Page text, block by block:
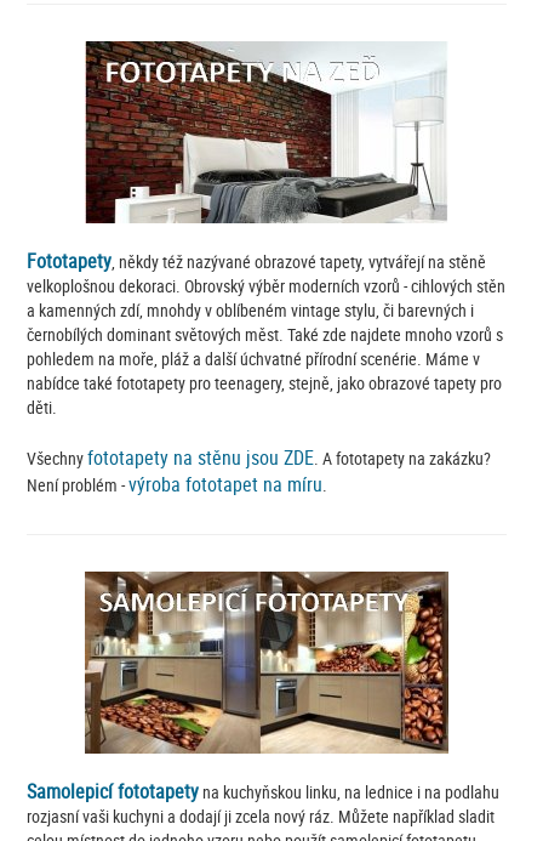
Fototapety, někdy též nazývané obrazové tapety, vytvářejí na stěně
velkoplošnou dekoraci. Obrovský výběr moderních vzorů - cihlových stěn
a kamenných zdí, mnohdy v oblíbeném vintage stylu, či barevných i
černobílých dominant světových měst. Také zde najdete mnoho vzorů s
pohledem na moře, pláž a další úchvatné přírodní scenérie. Máme v
nabídce také fototapety pro teenagery, stejně, jako obrazové tapety pro
děti.
Všechnyfototapety na stěnu jsou ZDE. A fototapety na zakázku?
Není problém -výroba fototapet na míru.
Samolepicí fototapety na kuchyňskou linku, na lednice i na podlahu
rozjasní vaši kuchyni a dodají ji zcela nový ráz. Můžete například sladit